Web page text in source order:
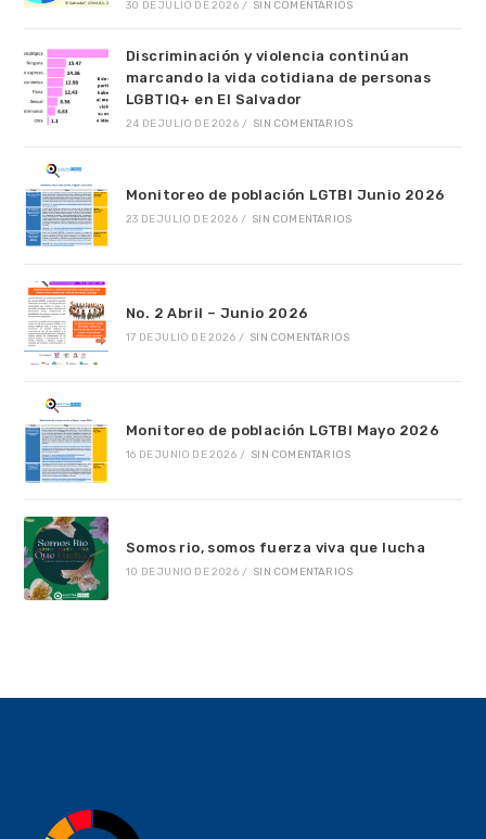
30 DE JULIO DE 2026 / SIN COMENTARIOS
Discriminación y violencia continúan
marcando la vida cotidiana de personas
LGBTIQ+ en El Salvador
24 DE JULIO DE 2026 / SIN COMENTARIOS
Monitoreo de población LGTBI Junio 2026
23 DE JULIO DE 2026 / SIN COMENTARIOS
No. 2 Abril – Junio 2026
17 DE JULIO DE 2026 / SIN COMENTARIOS
Monitoreo de población LGTBI Mayo 2026
16 DE JUNIO DE 2026 / SIN COMENTARIOS
Somos rio, somos fuerza viva que lucha
10 DE JUNIO DE 2026 / SIN COMENTARIOS